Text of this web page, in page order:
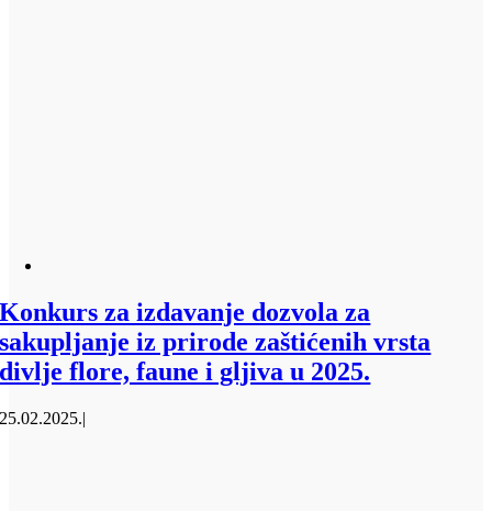
Konkurs za izdavanje dozvola za
sakupljanje iz prirode zaštićenih vrsta
divlje flore, faune i gljiva u 2025.
25.02.2025.|